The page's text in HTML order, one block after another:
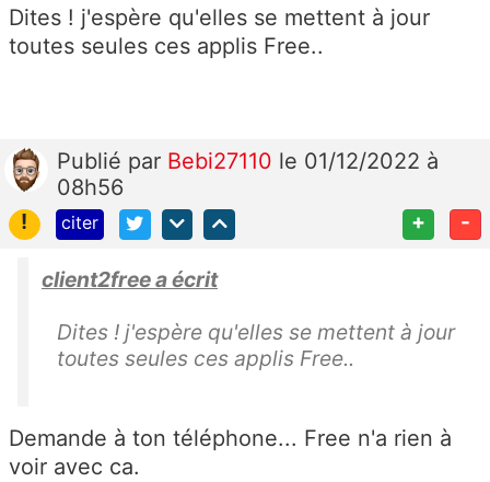
Dites ! j'espère qu'elles se mettent à jour
toutes seules ces applis Free..
Publié par Bebi27110 le 01/12/2022 à
08h56
!
citer + -
client2free a écrit
Dites ! j'espère qu'elles se mettent à jour
toutes seules ces applis Free..
Demande à ton téléphone... Free n'a rien à
voir avec ca.